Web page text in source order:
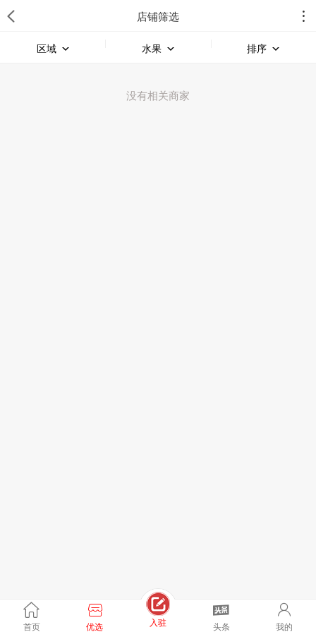
店铺筛选
区域 水果 排序
没有相关商家
首页 优选 入驻 头条 我的